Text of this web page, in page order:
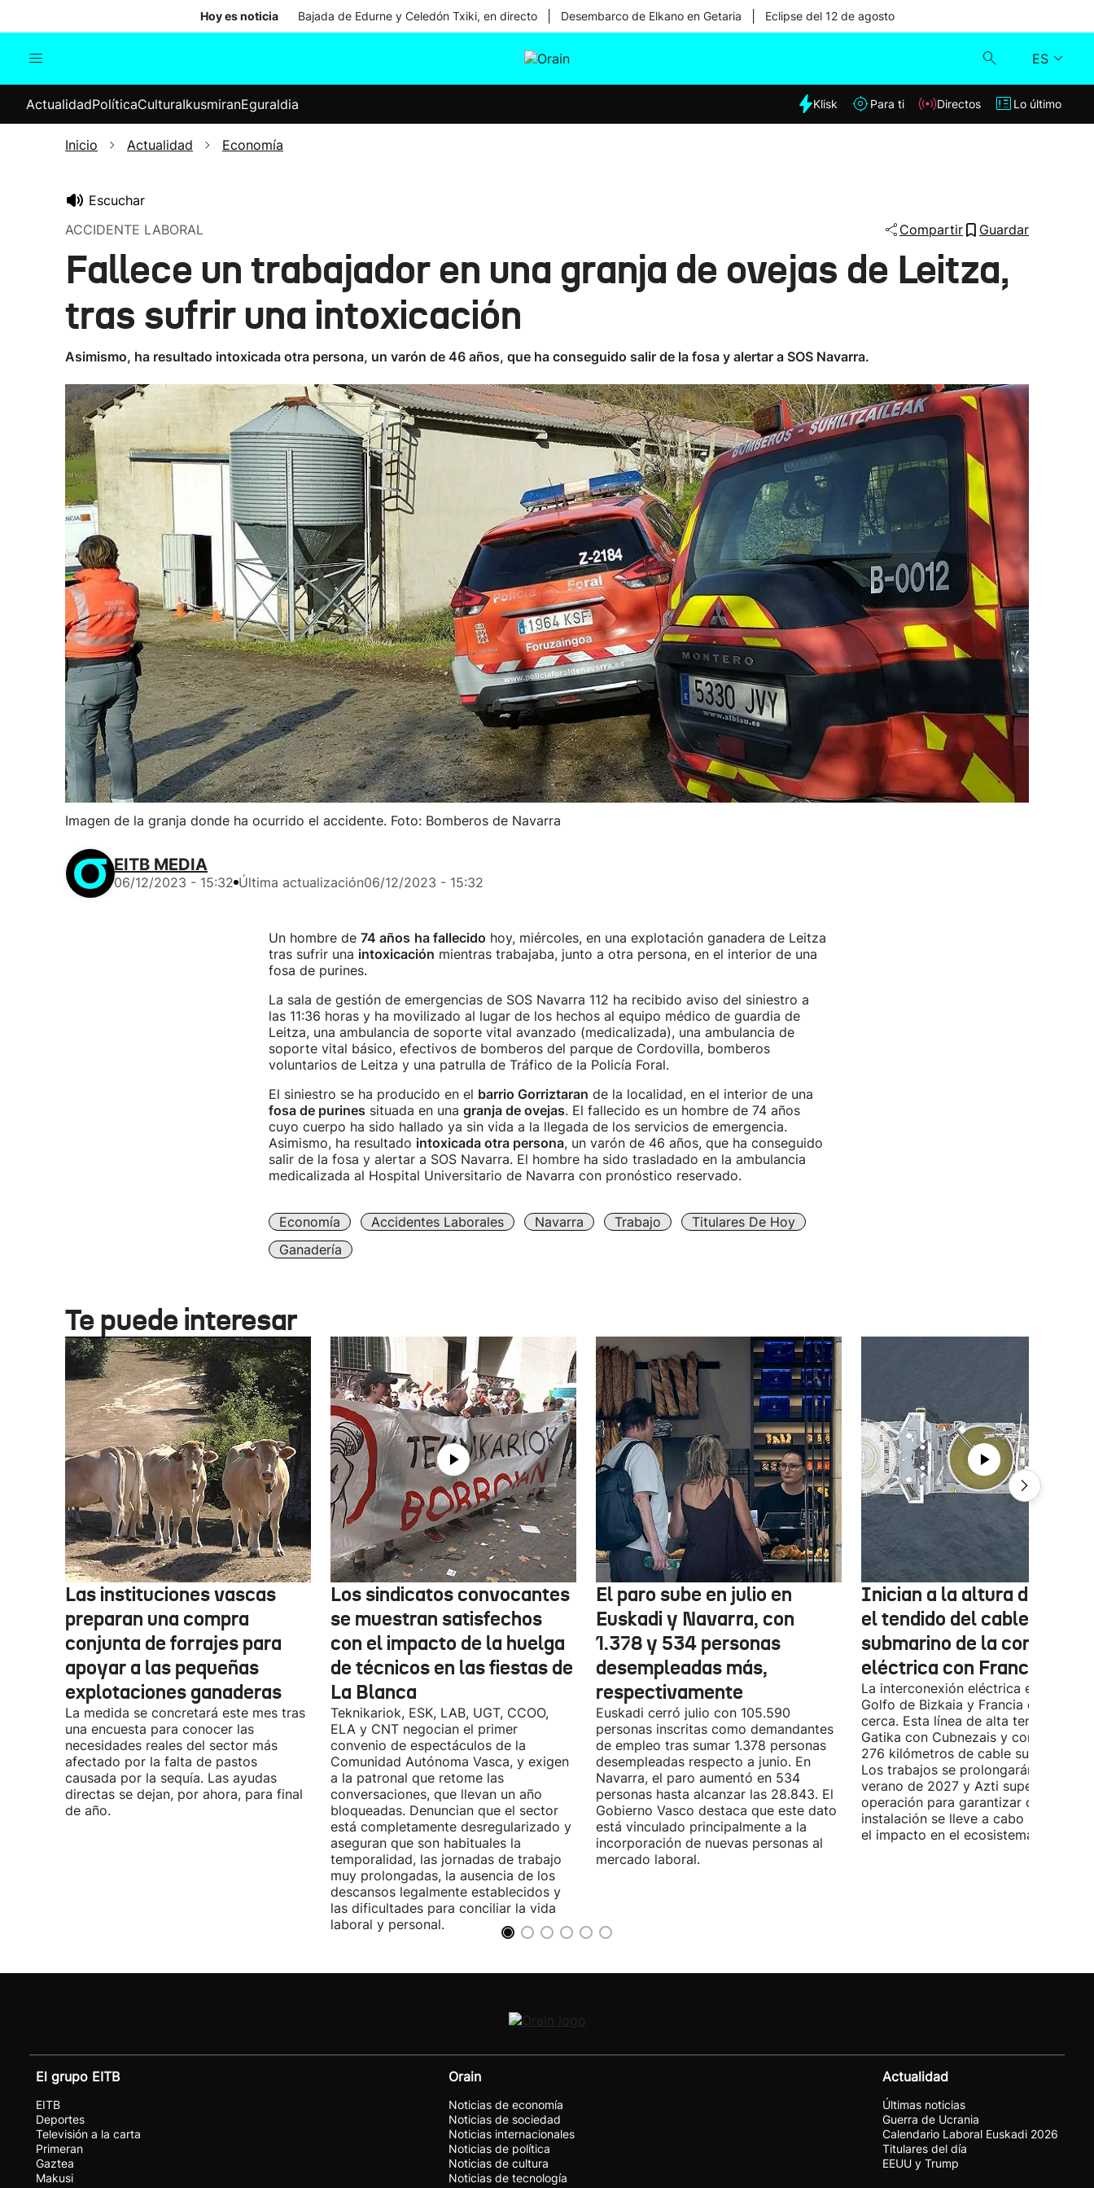
Hoy es noticia Bajada de Edurne y Celedón Txiki, en directo Desembarco de Elkano en Getaria Eclipse del 12 de agosto
ES
Internacional
Elecciones
Klisk
Lo último
ActualidadPolíticaCulturaIkusmiranEguraldia Klisk Para ti Directos Lo último
Inicio Actualidad Economía
Escuchar
ACCIDENTE LABORAL
Compartir Guardar
Fallece un trabajador en una granja de ovejas de Leitza,
tras sufrir una intoxicación
Asimismo, ha resultado intoxicada otra persona, un varón de 46 años, que ha conseguido salir de la fosa y alertar a SOS Navarra.
Imagen de la granja donde ha ocurrido el accidente. Foto: Bomberos de Navarra
EITB MEDIA
06/12/2023 - 15:32 Última actualización06/12/2023 - 15:32
Un hombre de 74 años ha fallecido hoy, miércoles, en una explotación ganadera de Leitza
tras sufrir una intoxicación mientras trabajaba, junto a otra persona, en el interior de una
fosa de purines.
La sala de gestión de emergencias de SOS Navarra 112 ha recibido aviso del siniestro a
las 11:36 horas y ha movilizado al lugar de los hechos al equipo médico de guardia de
Leitza, una ambulancia de soporte vital avanzado (medicalizada), una ambulancia de
soporte vital básico, efectivos de bomberos del parque de Cordovilla, bomberos
voluntarios de Leitza y una patrulla de Tráfico de la Policía Foral.
El siniestro se ha producido en el barrio Gorriztaran de la localidad, en el interior de una
fosa de purines situada en una granja de ovejas. El fallecido es un hombre de 74 años
cuyo cuerpo ha sido hallado ya sin vida a la llegada de los servicios de emergencia.
Asimismo, ha resultado intoxicada otra persona, un varón de 46 años, que ha conseguido
salir de la fosa y alertar a SOS Navarra. El hombre ha sido trasladado en la ambulancia
medicalizada al Hospital Universitario de Navarra con pronóstico reservado.
Economía Accidentes Laborales Navarra Trabajo
Titulares De Hoy
Ganadería
Te puede interesar
Las instituciones vascas
preparan una compra
conjunta de forrajes para
apoyar a las pequeñas
explotaciones ganaderas
La medida se concretará este mes tras
una encuesta para conocer las
necesidades reales del sector más
afectado por la falta de pastos
causada por la sequía. Las ayudas
directas se dejan, por ahora, para final
de año.
Los sindicatos convocantes
se muestran satisfechos
con el impacto de la huelga
de técnicos en las fiestas de
La Blanca
Teknikariok, ESK, LAB, UGT, CCOO,
ELA y CNT negocian el primer
convenio de espectáculos de la
Comunidad Autónoma Vasca, y exigen
a la patronal que retome las
conversaciones, que llevan un año
bloqueadas. Denuncian que el sector
está completamente desregularizado y
aseguran que son habituales la
temporalidad, las jornadas de trabajo
muy prolongadas, la ausencia de los
descansos legalmente establecidos y
las dificultades para conciliar la vida
laboral y personal.
El paro sube en julio en
Euskadi y Navarra, con
1.378 y 534 personas
desempleadas más,
respectivamente
Euskadi cerró julio con 105.590
personas inscritas como demandantes
de empleo tras sumar 1.378 personas
desempleadas respecto a junio. En
Navarra, el paro aumentó en 534
personas hasta alcanzar las 28.843. El
Gobierno Vasco destaca que este dato
está vinculado principalmente a la
incorporación de nuevas personas al
mercado laboral.
Inician a la altura de
el tendido del cable
submarino de la conexión
eléctrica con Francia
La interconexión eléctrica entre el
Golfo de Bizkaia y Francia está más
cerca. Esta línea de alta tensión unirá
Gatika con Cubnezais y contará con
276 kilómetros de cable submarino.
Los trabajos se prolongarán hasta
verano de 2027 y Azti supervisará la
operación para garantizar que la
instalación se lleve a cabo
el impacto en el ecosistema marino.
El grupo EITB
EITB
Deportes
Televisión a la carta
Primeran
Gaztea
Makusi
Orain
Noticias de economía
Noticias de sociedad
Noticias internacionales
Noticias de política
Noticias de cultura
Noticias de tecnología
Actualidad
Últimas noticias
Guerra de Ucrania
Calendario Laboral Euskadi 2026
Titulares del día
EEUU y Trump